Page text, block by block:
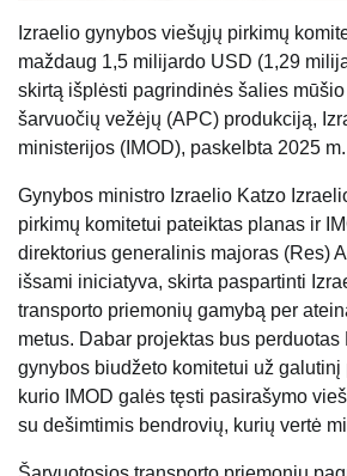
Izraelio gynybos viešųjų pirkimų
maždaug 1,5 milijardo USD (1,29
skirtą išplėsti pagrindinės šalies
šarvuočių vežėjų (APC) produkciją,
ministerijos (IMOD), paskelbta 2025
Gynybos ministro Izraelio Katzo
pirkimų komitetui pateiktas planas ir
direktorius generalinis majoras (Res)
išsami iniciatyva, skirta paspartinti
transporto priemonių gamybą per
metus. Dabar projektas bus
gynybos biudžeto komitetui už galutinį
kurio IMOD galės tęsti pasirašymo
su dešimtimis bendrovių, kurių vertė